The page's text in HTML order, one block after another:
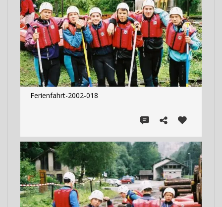
Ferienfahrt-2002-018